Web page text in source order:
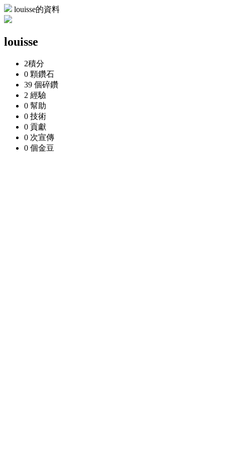
louisse的資料
louisse
2積分
0 顆鑽石
39 個碎鑽
2 經驗
0 幫助
0 技術
0 貢獻
0 次宣傳
0 個金豆